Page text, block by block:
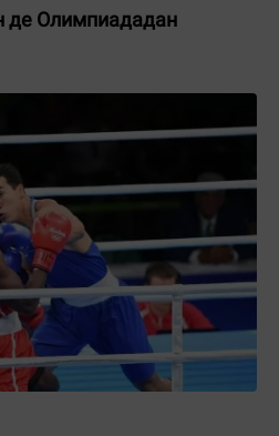
де Олимпиададан